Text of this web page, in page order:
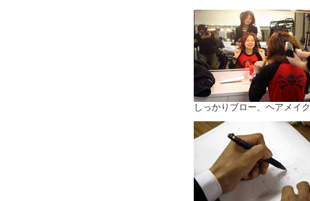
しっかりブロー、ヘアメイ